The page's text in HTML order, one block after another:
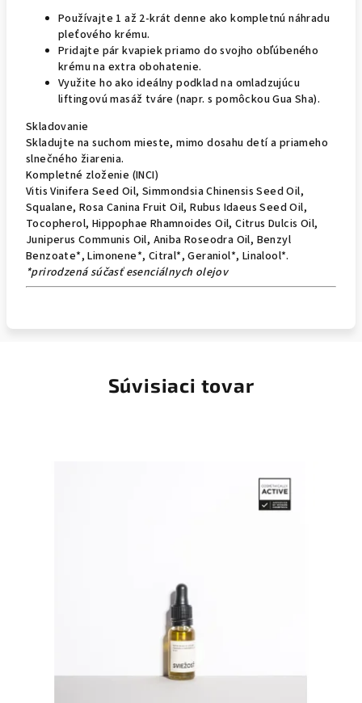
Používajte 1 až 2-krát denne ako kompletnú náhradu
pleťového krému.
Pridajte pár kvapiek priamo do svojho obľúbeného
krému na extra obohatenie.
Využite ho ako ideálny podklad na omladzujúcu
liftingovú masáž tváre (napr. s pomôckou Gua Sha).
Skladovanie
Skladujte na suchom mieste, mimo dosahu detí a priameho
slnečného žiarenia.
Kompletné zloženie (INCI)
Vitis Vinifera Seed Oil, Simmondsia Chinensis Seed Oil,
Squalane, Rosa Canina Fruit Oil, Rubus Idaeus Seed Oil,
Tocopherol, Hippophae Rhamnoides Oil, Citrus Dulcis Oil,
Juniperus Communis Oil, Aniba Roseodra Oil, Benzyl
Benzoate*, Limonene*, Citral*, Geraniol*, Linalool*.
*prirodzená súčasť esenciálnych olejov
Súvisiaci tovar